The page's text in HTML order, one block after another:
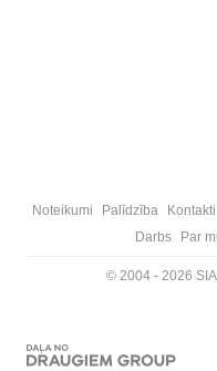
Noteikumi Palīdzība Kontakti
Darbs
Par
© 2004 - 2026